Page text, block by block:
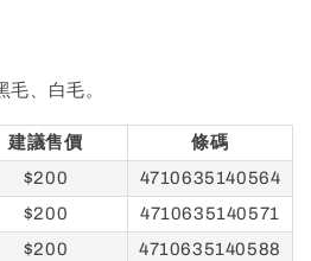
毛、白毛。
建議售價
條碼
$200
4710635140564
$200
4710635140571
$200
4710635140588